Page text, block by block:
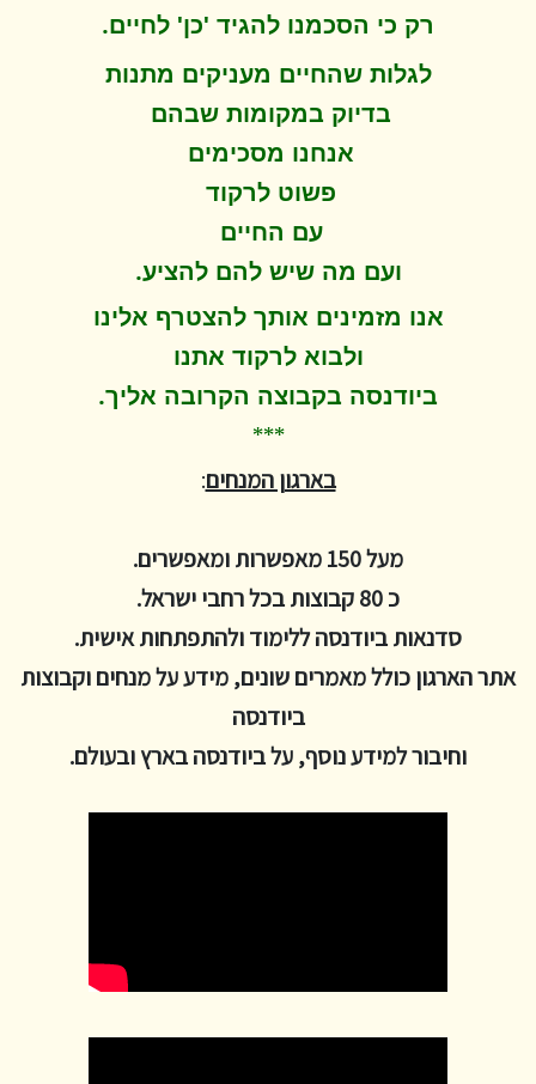
רק כי הסכמנו להגיד 'כן' לחיים.
לגלות שהחיים מעניקים מתנות
בדיוק במקומות שבהם
אנחנו מסכימים
פשוט לרקוד
עם החיים
ועם מה שיש להם להציע.
אנו מזמינים אותך להצטרף אלינו
ולבוא לרקוד אתנו
ביודנסה בקבוצה הקרובה אליך.
***
בארגון המנחים:
מעל 150 מאפשרות ומאפשרים.
כ 80 קבוצות בכל רחבי ישראל.
סדנאות ביודנסה ללימוד ולהתפתחות אישית.
אתר הארגון כולל מאמרים שונים, מידע על מנחים וקבוצות
ביודנסה
וחיבור למידע נוסף, על ביודנסה בארץ ובעולם.